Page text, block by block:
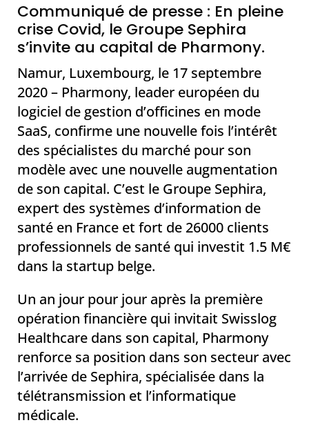
Communiqué de presse : En pleine
crise Covid, le Groupe Sephira
s’invite au capital de Pharmony.
Namur, Luxembourg, le 17 septembre
2020 – Pharmony, leader européen du
logiciel de gestion d’officines en mode
SaaS, confirme une nouvelle fois l’intérêt
des spécialistes du marché pour son
modèle avec une nouvelle augmentation
de son capital. C’est le Groupe Sephira,
expert des systèmes d’information de
santé en France et fort de 26000 clients
professionnels de santé qui investit 1.5 M€
dans la startup belge.
Un an jour pour jour après la première
opération financière qui invitait Swisslog
Healthcare dans son capital, Pharmony
renforce sa position dans son secteur avec
l’arrivée de Sephira, spécialisée dans la
télétransmission et l’informatique
médicale.